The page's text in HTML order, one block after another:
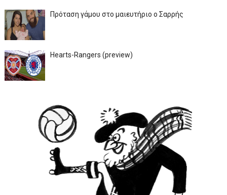
Πρόταση γάμου στο μαιευτήριο ο Σαρρής
Hearts-Rangers (preview)